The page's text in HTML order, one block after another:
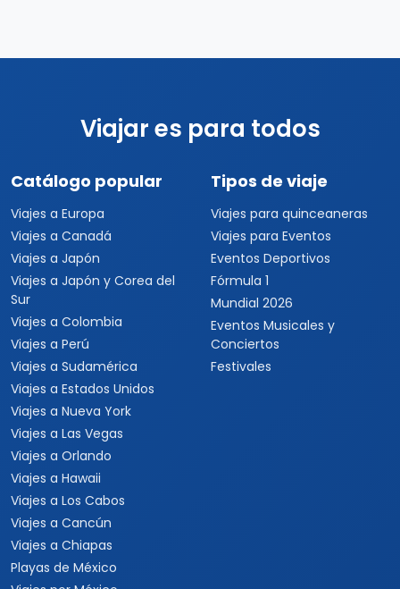
Viajar es para todos
Catálogo popular
Viajes a Europa
Viajes a Canadá
Viajes a Japón
Viajes a Japón y Corea del
Sur
Viajes a Colombia
Viajes a Perú
Viajes a Sudamérica
Viajes a Estados Unidos
Viajes a Nueva York
Viajes a Las Vegas
Viajes a Orlando
Viajes a Hawaii
Viajes a Los Cabos
Viajes a Cancún
Viajes a Chiapas
Playas de México
Tipos de viaje
Viajes para quinceaneras
Viajes para Eventos
Eventos Deportivos
Fórmula 1
Mundial 2026
Eventos Musicales y
Conciertos
Festivales